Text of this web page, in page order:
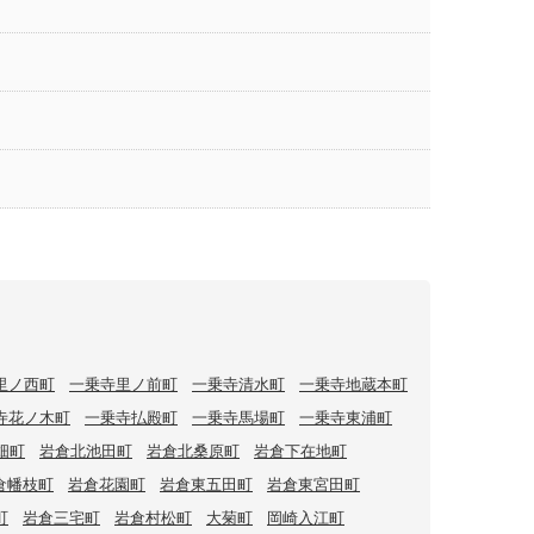
ノ西町 一乗寺里ノ前町 一乗寺清水町
一乗寺地蔵本町
花ノ木町 一乗寺払殿町 一乗寺馬場町
一乗寺東浦町
町 岩倉北池田町 岩倉北桑原町
岩倉下在地町
幡枝町 岩倉花園町 岩倉東五田町
岩倉東宮田町
岩倉三宅町 岩倉村松町 大菊町 岡崎入江町